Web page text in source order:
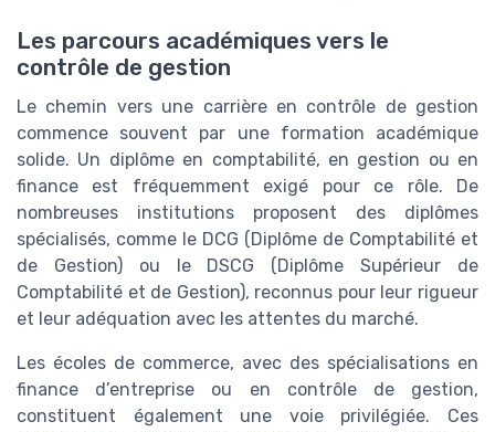
Les parcours académiques vers le
contrôle de gestion
Le chemin vers une carrière en contrôle de gestion
commence souvent par une formation académique
solide. Un diplôme en comptabilité, en gestion ou en
finance est fréquemment exigé pour ce rôle. De
nombreuses institutions proposent des diplômes
spécialisés, comme le DCG (Diplôme de Comptabilité et
de Gestion) ou le DSCG (Diplôme Supérieur de
Comptabilité et de Gestion), reconnus pour leur rigueur
et leur adéquation avec les attentes du marché.
Les écoles de commerce, avec des spécialisations en
finance d’entreprise ou en contrôle de gestion,
constituent également une voie privilégiée. Ces